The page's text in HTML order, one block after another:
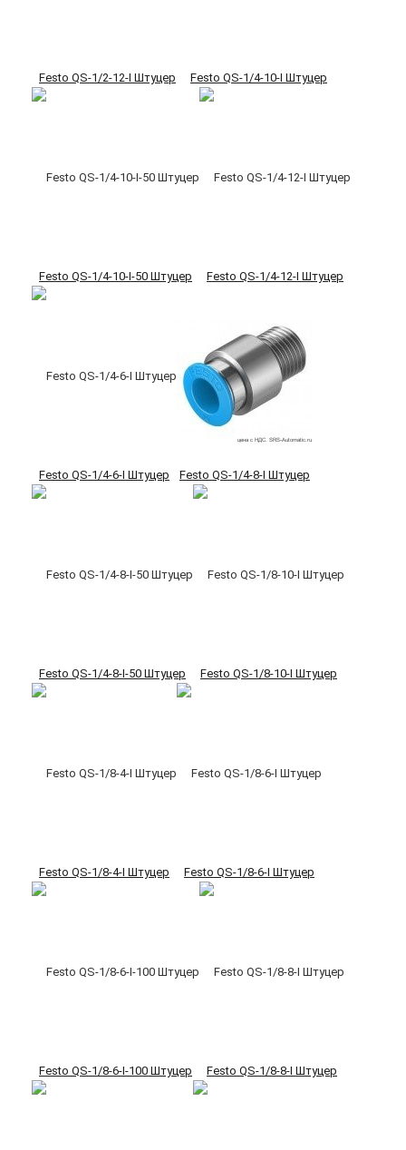
Festo QS-1/2-12-I Штуцер Festo QS-1/4-10-I Штуцер
Festo QS-1/4-10-I-50 Штуцер Festo QS-1/4-12-I Штуцер
Festo QS-1/4-6-I Штуцер Festo QS-1/4-8-I Штуцер
Festo QS-1/4-8-I-50 Штуцер Festo QS-1/8-10-I Штуцер
Festo QS-1/8-4-I Штуцер Festo QS-1/8-6-I Штуцер
Festo QS-1/8-6-I-100 Штуцер Festo QS-1/8-8-I Штуцер